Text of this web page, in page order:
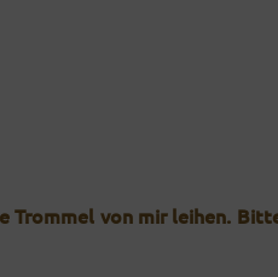
Trommel von mir leihen.